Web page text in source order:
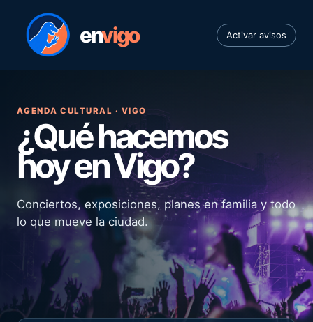
envigo Activar avisos
AGENDA CULTURAL · VIGO
¿Qué hacemos
hoy en Vigo?
Conciertos, exposiciones, planes en familia y todo
lo que mueve la ciudad.